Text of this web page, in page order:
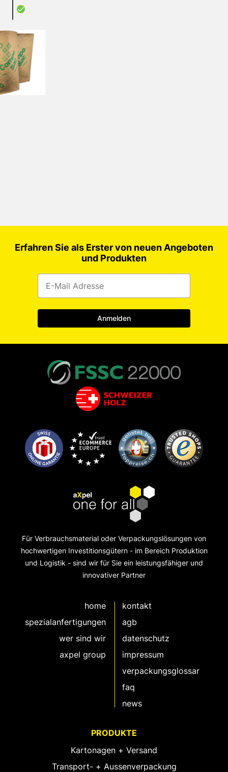
X
Erfahren Sie als Erster von neuen Angeboten
und Produkten
Anmelden
Für Verbrauchsmaterial oder Verpackungslösungen von
hochwertigen Investitionsgütern - im Bereich Produktion
und Logistik - sind wir für Sie ein leistungsfähiger und
innovativer Partner
home
spezialanfertigungen
wer sind wir
axpel group
kontakt
agb
datenschutz
impressum
verpackungsglossar
faq
news
PRODUKTE
Kartonagen + Versand
Transport- + Aussenverpackung